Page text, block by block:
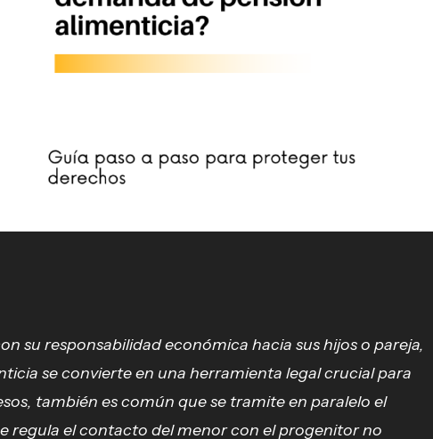
su responsabilidad económica hacia sus hijos o pareja,
se convierte en una herramienta legal crucial para
también es común que se tramite en paralelo el
regula el contacto del menor con el progenitor no